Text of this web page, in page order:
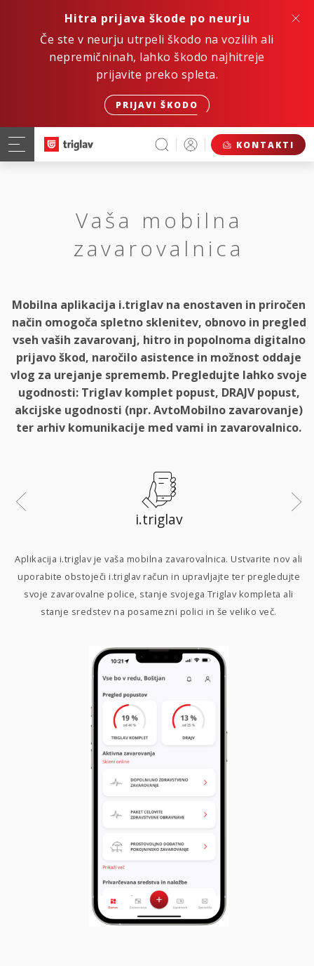
Hitra prijava škode po neurju
Če ste v neurju utrpeli škodo na vozilih ali
nepremičninah, lahko škodo najhitreje
prijavite preko spleta.
PRIJAVI ŠKODO
KONTAKTI
Vaša mobilna
zavarovalnica
Mobilna aplikacija i.triglav na enostaven in priročen
način omogoča spletno sklenitev, obnovo in pregled
vseh vaših zavarovanj, hitro in popolnoma digitalno
prijavo škod, naročilo asistence in možnost oddaje
vlog za urejanje sprememb. Pregledujte lahko svoje
ugodnosti: Triglav komplet popust, DRAJV popust,
akcijske ugodnosti (npr. AvtoMobilno zavarovanje)
ter arhiv komunikacije med vami in zavarovalnico.
i.triglav
Aplikacija i.triglav je vaša mobilna zavarovalnica. Ustvarite nov ali
uporabite obstoječi i.triglav račun in upravljajte ter pregledujte
svoje zavarovalne police, stanje svojega Triglav kompleta ali
stanje sredstev na posamezni polici in še veliko več.